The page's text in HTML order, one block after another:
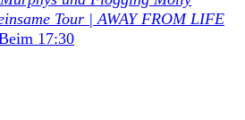
Tour | AWAY FROM LIFE
17:30